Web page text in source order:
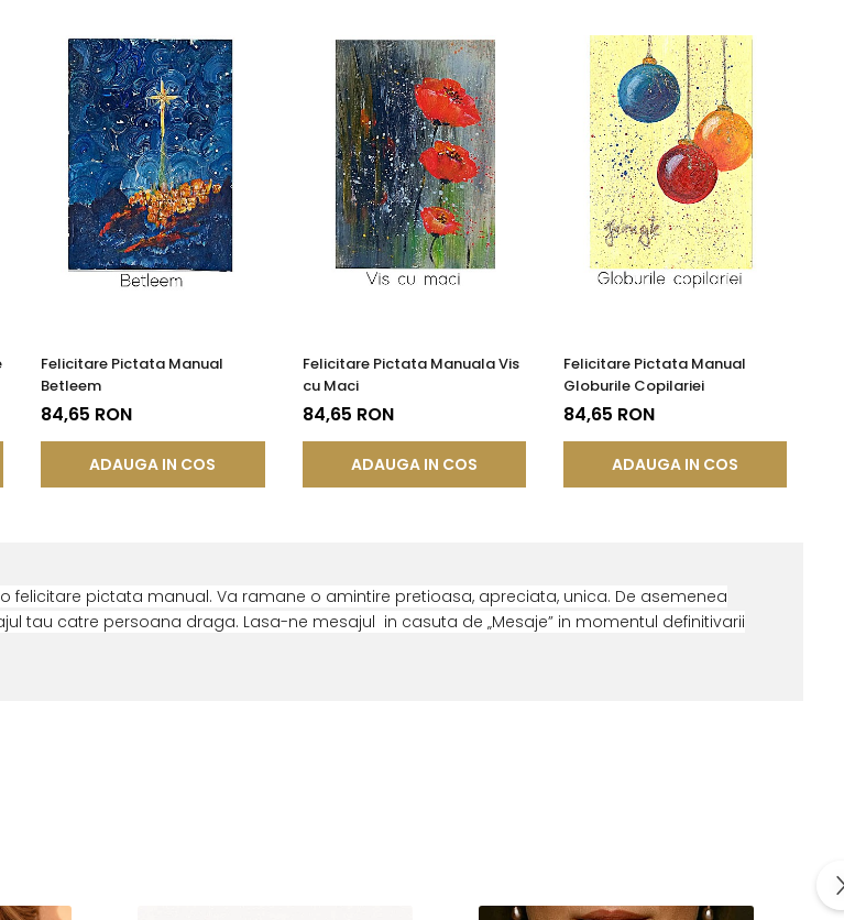
Felicitare Pictata Manual
Betleem
84,65 RON
ADAUGA IN COS
Felicitare Pictata Manuala Vis
cu Maci
84,65 RON
ADAUGA IN COS
Felicitare Pictata Manual
Globurile Copilariei
84,65 RON
ADAUGA IN COS
felicitare pictata manual. Va ramane o amintire pretioasa, apreciata, unica. De asemenea
tau catre persoana draga. Lasa-ne mesajul in casuta de „Mesaje” in momentul definitivarii